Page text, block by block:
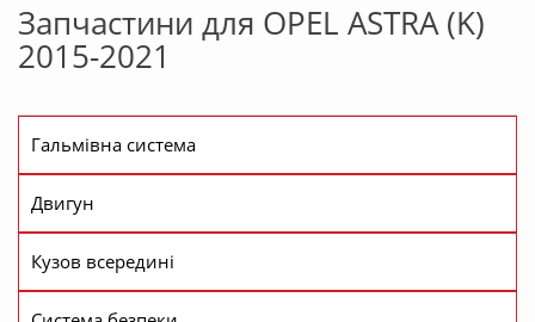
Запчастини для OPEL ASTRA (K)
2015-2021
Гальмівна система
Двигун
Кузов всередині